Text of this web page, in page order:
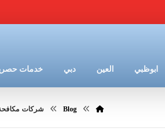
ابوظبي العين دبي خدمات
Blog شركات